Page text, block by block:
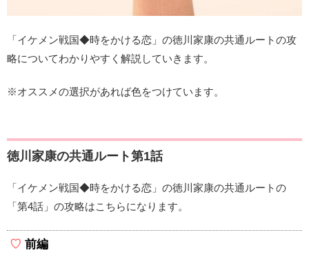
「イケメン戦国◆時をかける恋」の徳川家康の共通ルートの攻
略についてわかりやすく解説していきます。
※オススメの選択があれば色をつけています。
徳川家康の共通ルート第1話
「イケメン戦国◆時をかける恋」の徳川家康の共通ルートの
「第4話」の攻略はこちらになります。
前編